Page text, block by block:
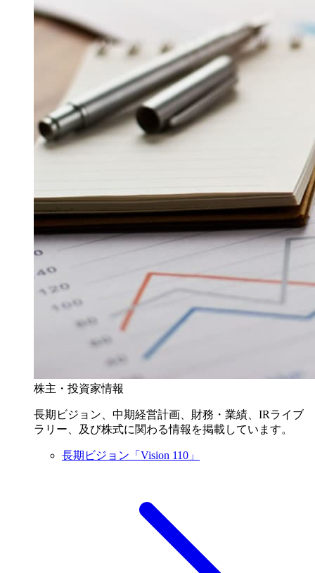
株主・投資家情報
長期ビジョン、中期経営計画、財務・業績、IRライブ
ラリー、及び株式に関わる情報を掲載しています。
長期ビジョン「Vision 110」